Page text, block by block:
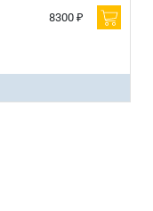
8300 ₽